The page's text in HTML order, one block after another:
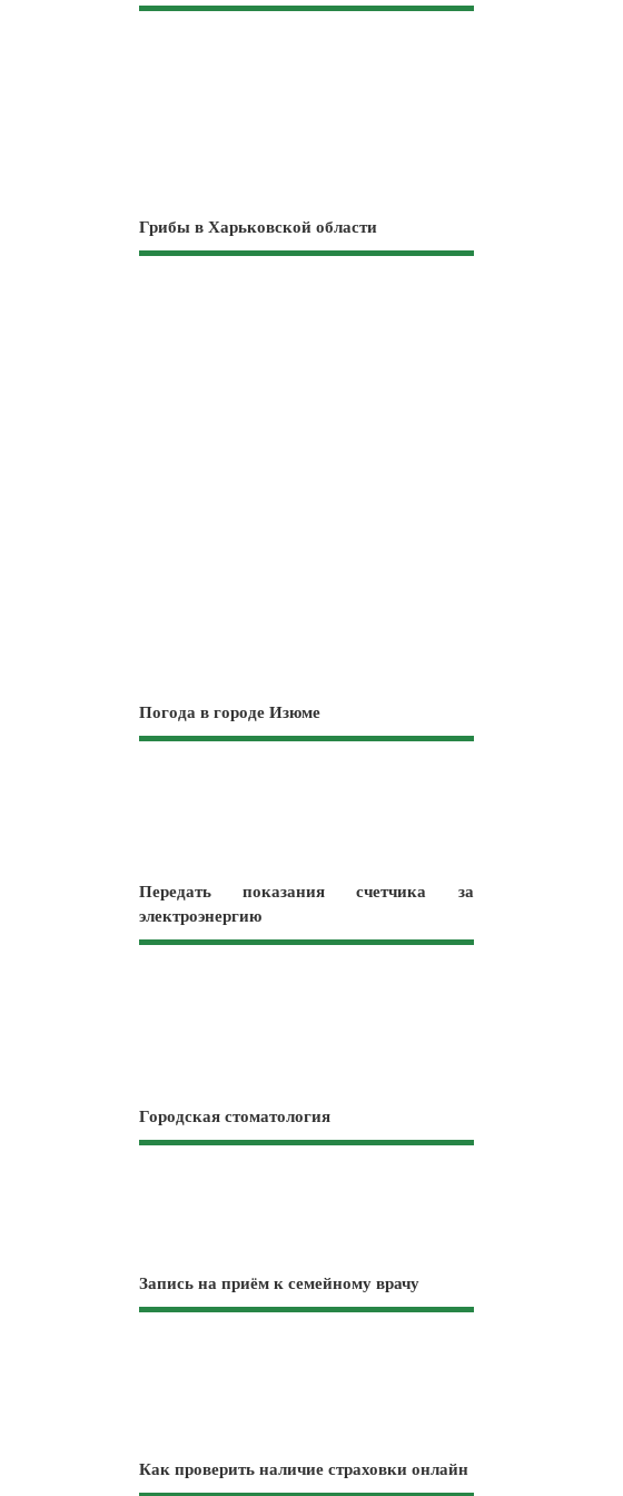
Грибы в Харьковской области
Погода в городе Изюме
Передать показания счетчика за
электроэнергию
Городская стоматология
Запись на приём к семейному врачу
Как проверить наличие страховки онлайн